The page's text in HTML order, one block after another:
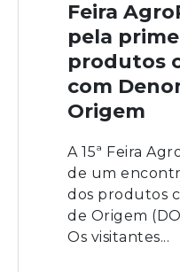
Feira
pela
produtos
com
Origem
A 15ª Feira
de um
dos produtos
de Origem
Os visitantes...